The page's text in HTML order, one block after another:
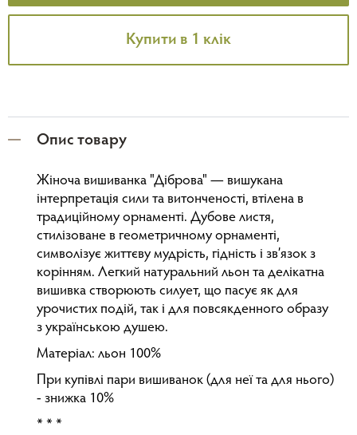
Купити в 1 клік
Опис товару
Жіноча вишиванка "Діброва" — вишукана
інтерпретація сили та витонченості, втілена в
традиційному орнаменті. Дубове листя,
стилізоване в геометричному орнаменті,
символізує життєву мудрість, гідність і зв’язок з
корінням. Легкий натуральний льон та делікатна
вишивка створюють силует, що пасує як для
урочистих подій, так і для повсякденного образу
з українською душею.
Матеріал: льон 100%
При купівлі пари вишиванок (для неї та для нього)
- знижка 10%
* * *